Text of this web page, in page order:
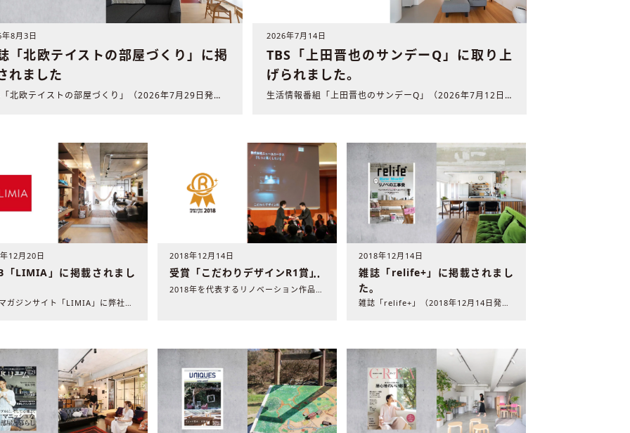
8月3日
「北欧テイストの部屋づくり」に掲
れました
雑誌「北欧テイストの部屋づくり」（2026年7月29日発売 ..
2026年7月14日
TBS「上田晋也のサンデーQ」に取り上
げられました。
生活情報番組「上田晋也のサンデーQ」（2026年7月12日 ..
12月20日
「LIMIA」に掲載されまし
2018年12月14日
受賞「こだわりデザインR1賞」
2018年12月14日
雑誌「relife+」に掲載されまし
た。